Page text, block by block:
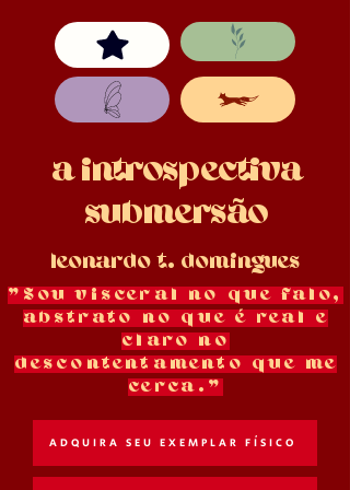
a introspectiva
submersão
leonardo t. domingues
"Souvisceral no que falo,
abstrato no que é real e
claro no
descontentamento que me
cerca."
ADQUIRA SEU EXEMPLAR FÍSICO